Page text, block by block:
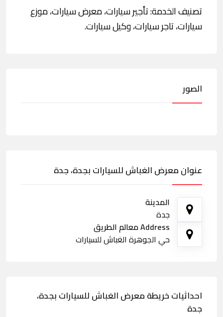
تصنيف الخدمة: تأجير سيارات، معرض سيارات، موزع
سيارات، تاجر سيارات، وكيل سيارات.
الصور
عنوان معرض الغباش للسيارات بجدة، جدة
المدينة
جدة
Address معالم الطريق
حي الجوهرة الغباش للسيارات
احداثيات خريطة معرض الغباش للسيارات بجدة،
جدة